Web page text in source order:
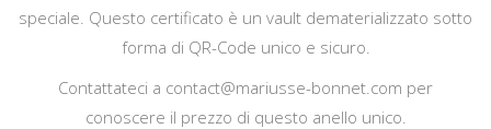
speciale. Questo certificato è un vault dematerializzato sotto
forma di QR-Code unico e sicuro.
Contattateci a contact@mariusse-bonnet.com per
conoscere il prezzo di questo anello unico.